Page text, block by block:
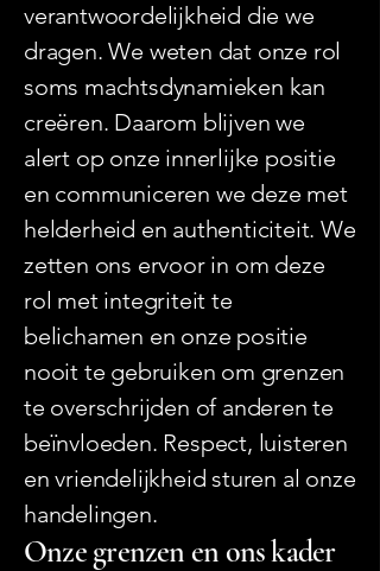
verantwoordelijkheid die we
dragen. We weten dat onze rol
soms machtsdynamieken kan
creëren. Daarom blijven we
alert op onze innerlijke positie
en communiceren we deze met
helderheid en authenticiteit. We
zetten ons ervoor in om deze
rol met integriteit te
belichamen en onze positie
nooit te gebruiken om grenzen
te overschrijden of anderen te
beïnvloeden. Respect, luisteren
en vriendelijkheid sturen al onze
handelingen.
Onze grenzen en ons kader